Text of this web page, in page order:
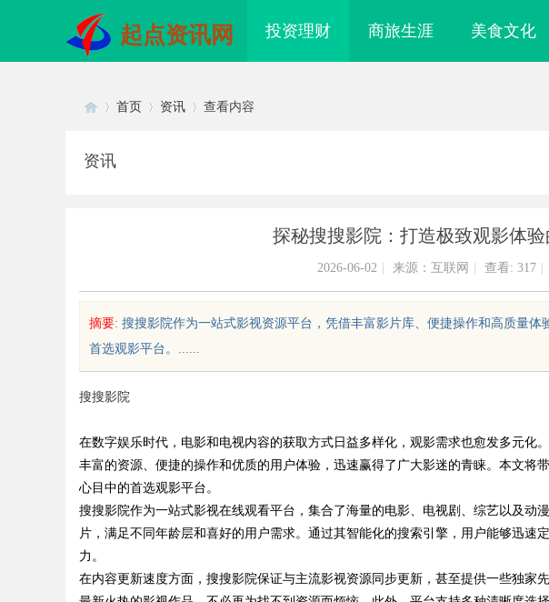
起点资讯网 投资理财 商旅生涯 美食文化
uz
首页 资讯 查看内容
资讯
探秘搜搜影院：打造极致观影体
2026-06-02 来源：互联网 查看: 317
摘要: 搜搜影院作为一站式影视资源平台，凭借丰富影片库、便捷操作和高质量
首选观影平台。......
搜搜影院
在数字娱乐时代，电影和电视内容的获取方式日益多样化，观影需求也愈发多元化
丰富的资源、便捷的操作和优质的用户体验，迅速赢得了广大影迷的青睐。本文将
心目中的首选观影平台。
搜搜影院作为一站式影视在线观看平台，集合了海量的电影、电视剧、综艺以及动
片，满足不同年龄层和喜好的用户需求。通过其智能化的搜索引擎，用户能够迅速
力。
在内容更新速度方面，搜搜影院保证与主流影视资源同步更新，甚至提供一些独家
幕后英雄 应用全解析